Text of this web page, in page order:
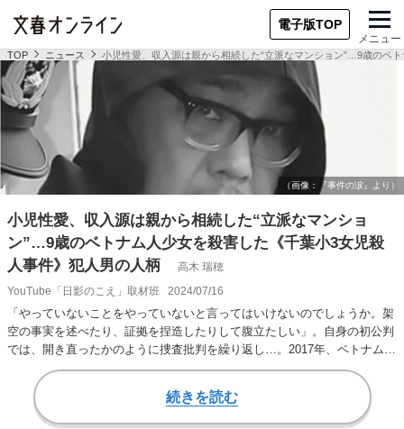
電子版TOP
メニュー
TOP ニュース 小児性愛、収入源は親から相続した“立派なマンション”…9歳のベ
小児性愛、収入源は親から相続した“立派なマンショ
ン”…9歳のベトナム人少女を殺害した《千葉小3女児殺
人事件》犯人男の人柄
高木 瑞穂
YouTube「日影のこえ」取材班
2024/07/16
「やっていないことをやっていないと言ってはいけないのでしょうか。架
空の事実を述べたり、証拠を捏造したりして腹立たしい」。自身の初公判
では、開き直ったかのように捜査批判を繰り返し…。2017年、ベトナム国
籍の9歳女児を…
続きを読む